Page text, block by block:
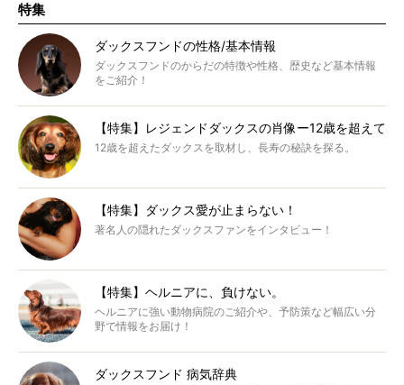
特集
ダックスフンドの性格/基本情報
ダックスフンドのからだの特徴や性格、歴史など基本情報
をご紹介！
【特集】レジェンドダックスの肖像ー12歳を超えて
12歳を超えたダックスを取材し、長寿の秘訣を探る。
【特集】ダックス愛が止まらない！
著名人の隠れたダックスファンをインタビュー！
【特集】ヘルニアに、負けない。
ヘルニアに強い動物病院のご紹介や、予防策など幅広い分
野で情報をお届け！
ダックスフンド 病気辞典